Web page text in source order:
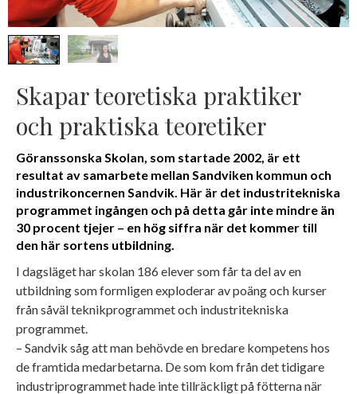
Skapar teoretiska praktiker
och praktiska teoretiker
Göranssonska Skolan, som startade 2002, är ett
resultat av samarbete mellan Sandviken kommun och
industrikoncernen Sandvik. Här är det industritekniska
programmet ingången och på detta går inte mindre än
30 procent tjejer – en hög siffra när det kommer till
den här sortens utbildning.
I dagsläget har skolan 186 elever som får ta del av en
utbildning som formligen exploderar av poäng och kurser
från såväl teknikprogrammet och industri­tekniska
programmet.
– Sandvik såg att man behövde en bredare kompetens hos
de framtida medarbetarna. De som kom från det tidigare
industriprogrammet hade inte tillräckligt på fötterna när